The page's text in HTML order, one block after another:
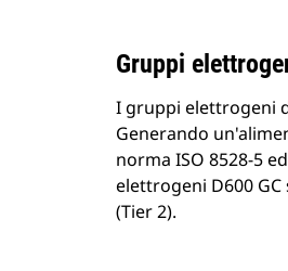
Gruppi
I gruppi elettrogeni
Generando
norma ISO 8528-5
elettrogeni D600
(Tier 2).